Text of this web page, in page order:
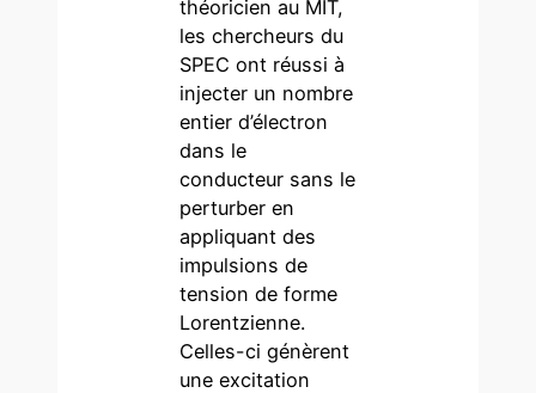
théoricien au MIT,
les chercheurs du
SPEC ont réussi à
injecter un nombre
entier d’électron
dans le
conducteur sans le
perturber en
appliquant des
impulsions de
tension de forme
Lorentzienne.
Celles-ci génèrent
une excitation